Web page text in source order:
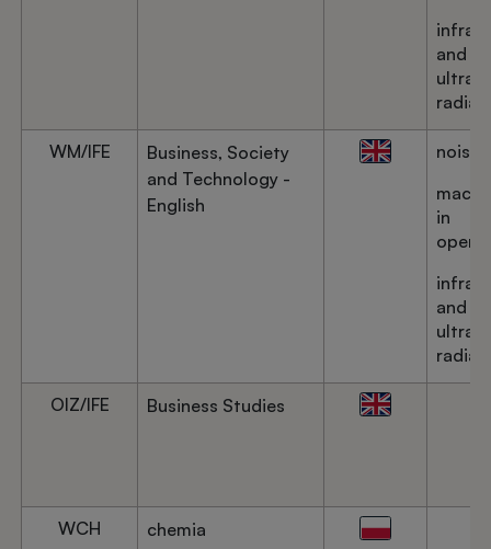
and
WM/IFE
Business, Society
and Technology -
English
noise
in
and
OIZ/IFE Business Studies
WCH chemia